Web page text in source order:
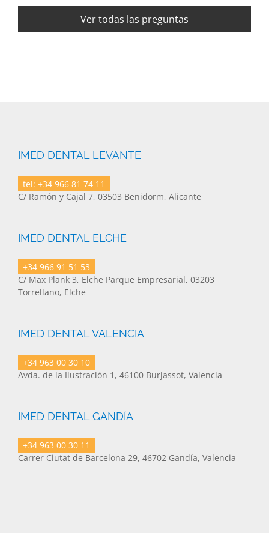
Ver todas las preguntas
IMED DENTAL LEVANTE
tel: +34 966 81 74 11
C/ Ramón y Cajal 7, 03503 Benidorm, Alicante
IMED DENTAL ELCHE
+34 966 91 51 53
C/ Max Plank 3, Elche Parque Empresarial, 03203
Torrellano, Elche
IMED DENTAL VALENCIA
+34 963 00 30 10
Avda. de la Ilustración 1, 46100 Burjassot, Valencia
IMED DENTAL GANDÍA
+34 963 00 30 11
Carrer Ciutat de Barcelona 29, 46702 Gandía, Valencia